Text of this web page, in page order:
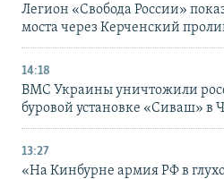
Легион «Свобода России»
моста через Керченский
14:18
ВМС Украины уничтожили
буровой установке «Сиваш» в
13:27
«На Кинбурне армия РФ в